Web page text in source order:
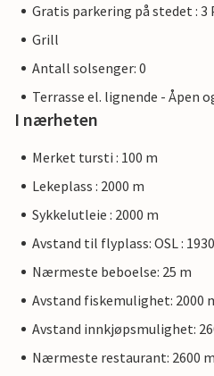
Gratis parkering på stedet : 3
Grill
Antall solsenger: 0
Terrasse el. lignende - Åpen
I nærheten
Merket tursti : 100 m
Lekeplass : 2000 m
Sykkelutleie : 2000 m
Avstand til flyplass: OSL :
Nærmeste beboelse: 25 m
Avstand fiskemulighet: 2000
Avstand innkjøpsmulighet:
Nærmeste restaurant: 2600 m